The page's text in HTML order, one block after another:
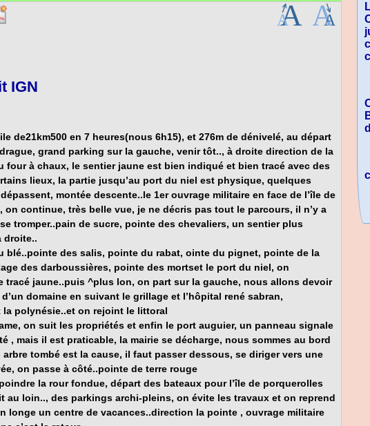
IGN
de21km500 en 7 heures(nous 6h15), et 276m de dénivelé, au départ
grand parking sur la gauche, venir tôt.., à droite direction de la
four à chaux, le sentier jaune est bien indiqué et bien tracé avec des
lieux, la partie jusqu’au port du niel est physique, quelques
montée descente..le 1er ouvrage militaire en face de l’île de
, on continue, très belle vue, je ne décris pas tout le parcours, il n’y a
tromper..pain de sucre, pointe des chevaliers, un sentier plus
droite..
blé..pointe des salis, pointe du rabat, ointe du pignet, pointe de la
des darboussières, pointe des mortset le port du niel, on
tracé jaune..puis ^plus lon, on part sur la gauche, nous allons devoir
domaine en suivant le grillage et l’hôpital rené sabran,
la polynésie..et on rejoint le littoral
, on suit les propriétés et enfin le port auguier, un panneau signale
, mais il est praticable, la mairie se décharge, nous sommes au bord
arbre tombé est la cause, il faut passer dessous, se diriger vers une
on passe à côté..pointe de terre rouge
la rour fondue, départ des bateaux pour l’île de porquerolles
au loin.., des parkings archi-pleins, on évite les travaux et on reprend
longe un centre de vacances..direction la pointe , ouvrage militaire